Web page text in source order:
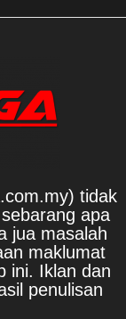
tidak
apa
jua masalah
maklumat
ini. Iklan dan
penulisan